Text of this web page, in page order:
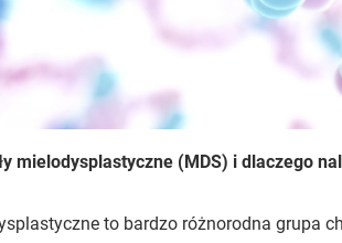
mielodysplastyczne (MDS) i dlaczego
to bardzo różnorodna grupa